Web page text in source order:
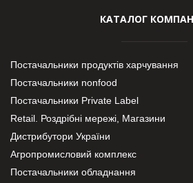
КАТАЛОГ
Постачальники продуктів харчування
Постачальники nonfood
Постачальники Private Label
Retail. Роздрібні мережі, Магазини
Дистрибутори України
Агропромисловий комплекс
Постачальники обладнання